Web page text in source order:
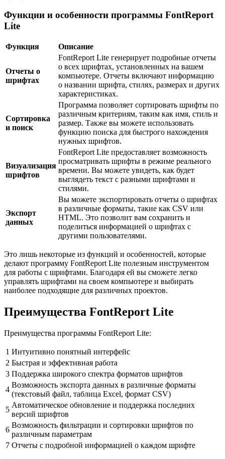
Функции и особенности программы FontReport
Lite
Функция Описание
Отчеты о
шрифтах
FontReport Lite генерирует подробные отчеты
о всех шрифтах, установленных на вашем
компьютере. Отчеты включают информацию
о названии шрифта, стилях, размерах и других
характеристиках.
Сортировка
и поиск
Программа позволяет сортировать шрифты по
различным критериям, таким как имя, стиль и
размер. Также вы можете использовать
функцию поиска для быстрого нахождения
нужных шрифтов.
Визуализация
шрифтов
FontReport Lite предоставляет возможность
просматривать шрифты в режиме реального
времени. Вы можете увидеть, как будет
выглядеть текст с разными шрифтами и
стилями.
Экспорт
данных
Вы можете экспортировать отчеты о шрифтах
в различные форматы, такие как CSV или
HTML. Это позволит вам сохранить и
поделиться информацией о шрифтах с
другими пользователями.
Это лишь некоторые из функций и особенностей, которые
делают программу FontReport Lite полезным инструментом
для работы с шрифтами. Благодаря ей вы сможете легко
управлять шрифтами на своем компьютере и выбирать
наиболее подходящие для различных проектов.
Преимущества FontReport Lite
Преимущества программы FontReport Lite:
1 Интуитивно понятный интерфейс
2 Быстрая и эффективная работа
3 Поддержка широкого спектра форматов шрифтов
4
Возможность экспорта данных в различные форматы
(текстовый файл, таблица Excel, формат CSV)
5
Автоматическое обновление и поддержка последних
версий шрифтов
6
Возможность фильтрации и сортировки шрифтов по
различным параметрам
7 Отчеты с подробной информацией о каждом шрифте